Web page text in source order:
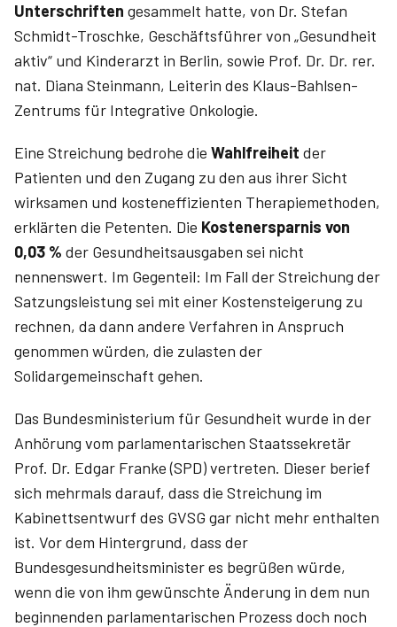
Unterschriften gesammelt hatte, von Dr. Stefan
Schmidt-Troschke, Geschäftsführer von „Gesundheit
aktiv“ und Kinderarzt in Berlin, sowie Prof. Dr. Dr. rer.
nat. Diana Steinmann, Leiterin des Klaus-Bahlsen-
Zentrums für Integrative Onkologie.
Eine Streichung bedrohe die Wahlfreiheit der
Patienten und den Zugang zu den aus ihrer Sicht
wirksamen und kosteneffizienten Therapiemethoden,
erklärten die Petenten. Die Kostenersparnis von
0,03 % der Gesundheitsausgaben sei nicht
nennenswert. Im Gegenteil: Im Fall der Streichung der
Satzungsleistung sei mit einer Kostensteigerung zu
rechnen, da dann andere Verfahren in Anspruch
genommen würden, die zulasten der
Solidargemeinschaft gehen.
Das Bundesministerium für Gesundheit wurde in der
Anhörung vom parlamentarischen Staatssekretär
Prof. Dr. Edgar Franke (SPD) vertreten. Dieser berief
sich mehrmals darauf, dass die Streichung im
Kabinettsentwurf des GVSG gar nicht mehr enthalten
ist. Vor dem Hintergrund, dass der
Bundesgesundheitsminister es begrüßen würde,
wenn die von ihm gewünschte Änderung in dem nun
beginnenden parlamentarischen Prozess doch noch